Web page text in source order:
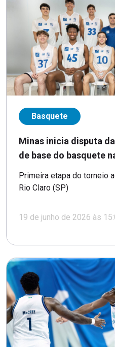
Basquete
Minas inicia disputa
de base do basquete
Primeira etapa do torneio
Rio Claro (SP)
19 de junho de 2026 às